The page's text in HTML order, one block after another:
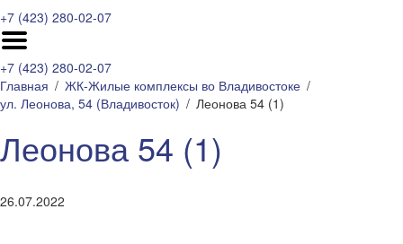
+7 (423) 280-02-07
+7 (423) 280-02-07
Главная
ЖК-Жилые комплексы во Владивостоке
ул. Леонова, 54 (Владивосток)
Леонова 54 (1)
Леонова 54 (1)
26.07.2022